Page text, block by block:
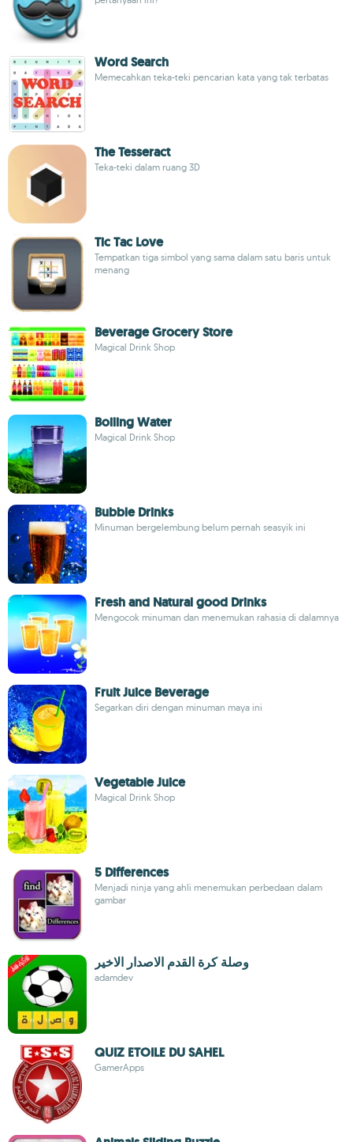
Word Search
Memecahkan teka-teki pencarian kata yang tak terbatas
The Tesseract
Teka-teki dalam ruang 3D
Tic Tac Love
Tempatkan tiga simbol yang sama dalam satu baris untuk
menang
Beverage Grocery Store
Magical Drink Shop
Boiling Water
Magical Drink Shop
Bubble Drinks
Minuman bergelembung belum pernah seasyik ini
Fresh and Natural good Drinks
Mengocok minuman dan menemukan rahasia di dalamnya
Fruit Juice Beverage
Segarkan diri dengan minuman maya ini
Vegetable Juice
Magical Drink Shop
5 Differences
Menjadi ninja yang ahli menemukan perbedaan dalam
gambar
وصلة كرة القدم الاصدار الاخير
adamdev
QUIZ ETOILE DU SAHEL
GamerApps